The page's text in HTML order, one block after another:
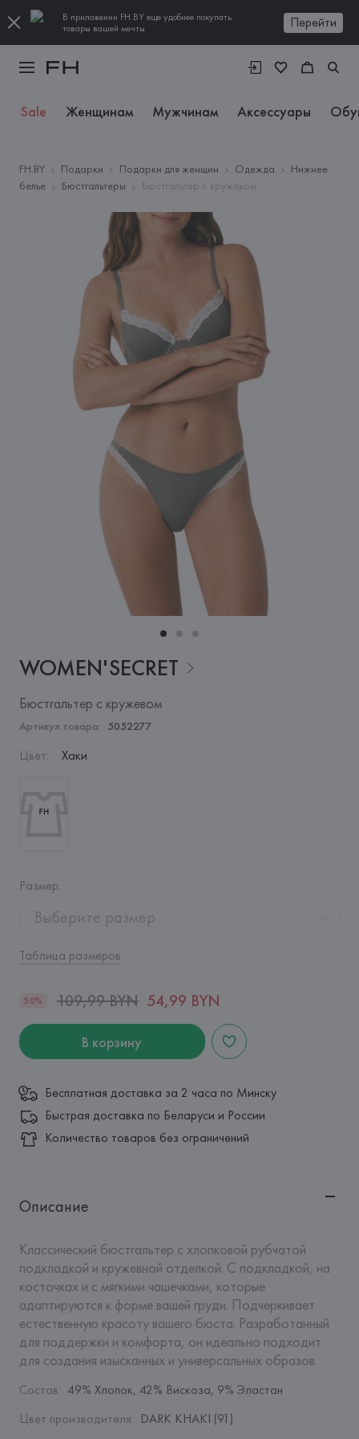
В приложении FH.BY еще удобнее покупать
товары вашей мечты
Перейти
Sale Женщинам Мужчинам Аксессуары
FH.BY Подарки Подарки для женщин Одежда
Нижнее
белье
Бюстгальтеры Бюстгальтер с кружевом
WOMEN'SECRET
Бюстгальтер с кружевом
Артикул товара: 5052277
Цвет: Хаки
Размер:
Выберите размер
Таблица размеров
50% 109,99 BYN 54,99 BYN
В корзину
Бесплатная доставка за 2 часа по Минску
Быстрая доставка по Беларуси и России
Количество товаров без ограничений
Описание
Классический бюстгальтер с хлопковой рубчатой
подкладкой и кружевной отделкой. С подкладкой, на
косточках и с мягкими чашечками, которые
адаптируются к форме вашей груди. Подчеркивает
естественную красоту вашего бюста. Разработанный
для поддержки и комфорта, он идеально подходит
для создания изысканных и универсальных образов.
Состав: 49% Хлопок, 42% Вискоза, 9% Эластан
Цвет производителя: DARK KHAKI (91)